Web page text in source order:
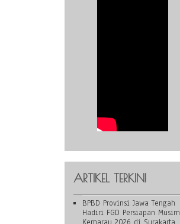
ARTIKEL TERKINI
BPBD Provinsi Jawa Tengah
Hadiri FGD Persiapan Musim